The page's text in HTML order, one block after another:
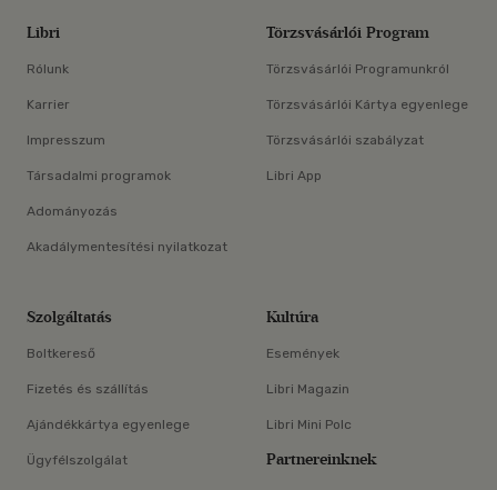
Libri
Rólunk
Karrier
Impresszum
Társadalmi programok
Adományozás
Akadálymentesítési nyilatkozat
Törzsvásárlói Program
Törzsvásárlói Programunkról
Törzsvásárlói Kártya egyenlege
Törzsvásárlói szabályzat
Libri App
Szolgáltatás
Boltkereső
Fizetés és szállítás
Ajándékkártya egyenlege
Ügyfélszolgálat
Kultúra
Események
Libri Magazin
Libri Mini Polc
Partnereinknek